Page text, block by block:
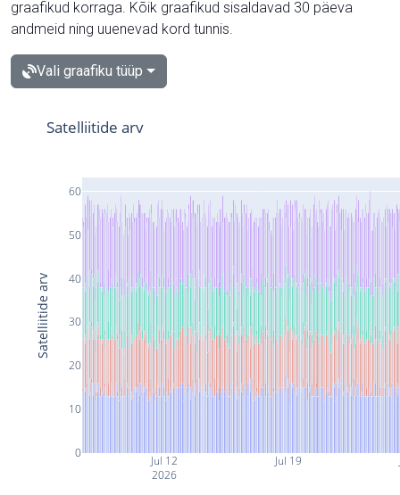
graafikud korraga. Kõik graafikud sisaldavad 30 päeva
andmeid ning uuenevad kord tunnis.
Vali graafiku tüüp
Jul 12
2026
Jul 19
0
10
20
30
40
50
60
Satelliitide arv
Satelliitide arv